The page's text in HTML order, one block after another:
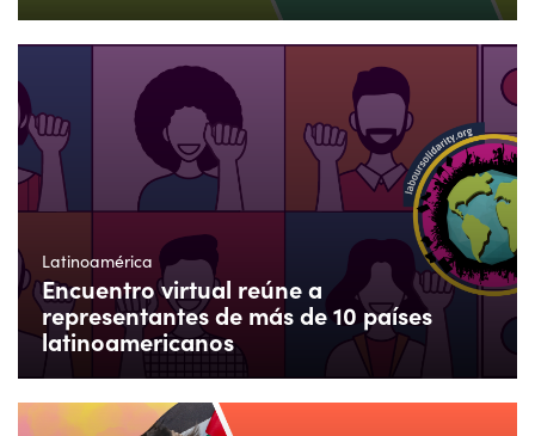
Latinoamérica
Encuentro virtual reúne a
representantes de más de 10 países
latinoamericanos